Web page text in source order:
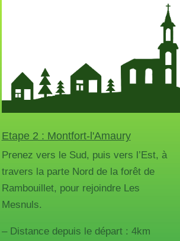
Etape 2 : Montfort-l'Amaury
Prenez vers le Sud, puis vers l’Est, à
travers la parte Nord de la forêt de
Rambouillet, pour rejoindre Les
Mesnuls.
– Distance depuis le départ : 4km